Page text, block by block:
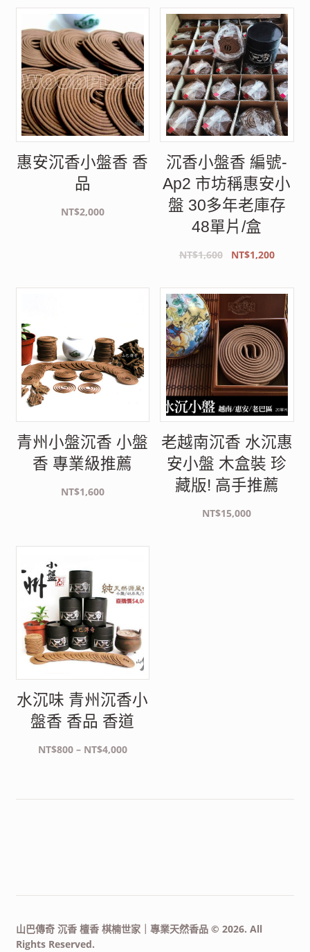
格：
NT$2,900。NT$2,580。
惠安沉香小盤香 香
品
NT$2,000
沉香小盤香 編號-
Ap2 市坊稱惠安小
盤 30多年老庫存
48單片/盒
NT$1,600
原
格：
NT$1,600。
NT$1,200目
格：
青州小盤沉香 小盤
香 專業級推薦
NT$1,600
老越南沉香 水沉惠
安小盤 木盒裝 珍
藏版! 高手推薦
NT$15,000
水沉味 青州沉香小
盤香 香品 香道
NT$800 – NT$4,000價
山巴傳奇 沉香 檀香 棋楠世家｜專業天然香品 © 2026. All
Rights Reserved.